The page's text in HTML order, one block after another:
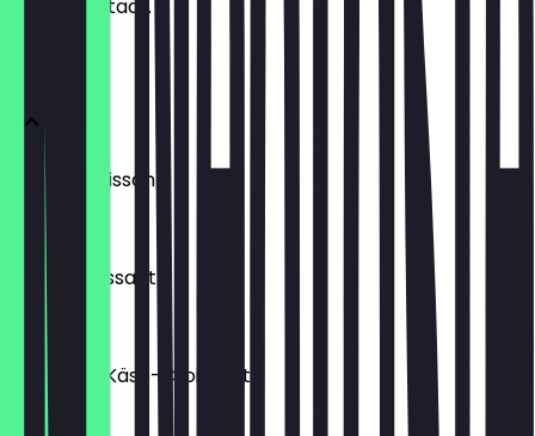
wachten staat.
Laugencroissant
€ 1,70
Buttercroissant
€ 1,60
Schinken-Käse-Croissant
€ 1,80